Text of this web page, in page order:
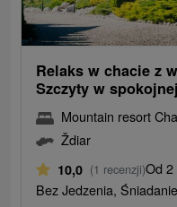
Relaks w chacie z
Szczyty w
Mountain resort
Ždiar
10,0 (1 recenzji)Od 2
Bez Jedzenia,